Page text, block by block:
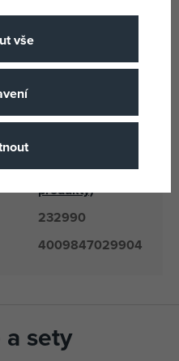
3 let
4009847029904
Klein(všechny
produkty)
232990
4009847029904
a sety
vše